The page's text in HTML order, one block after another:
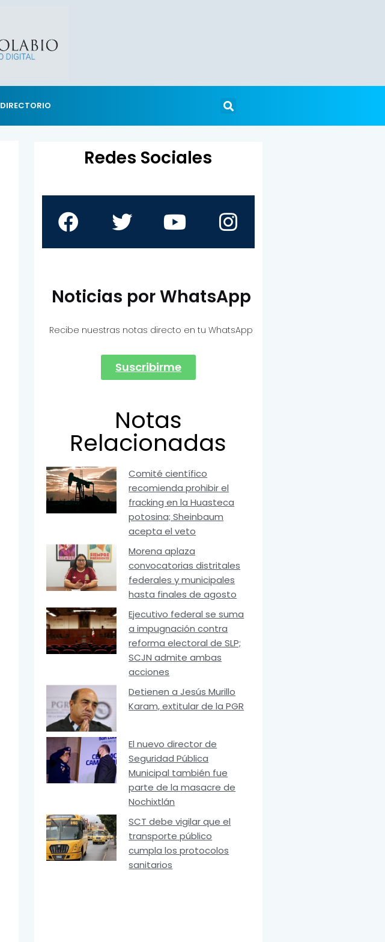
DIRECTORIO
Redes Sociales
Noticias por WhatsApp
Recibe nuestras notas directo en tu WhatsApp
Suscribirme
Notas
Relacionadas
Comité científico
recomienda prohibir el
fracking en la Huasteca
potosina; Sheinbaum
acepta el veto
Morena aplaza
convocatorias distritales
federales y municipales
hasta finales de agosto
Ejecutivo federal se suma
a impugnación contra
reforma electoral de SLP;
SCJN admite ambas
acciones
Detienen a Jesús Murillo
Karam, extitular de la PGR
El nuevo director de
Seguridad Pública
Municipal también fue
parte de la masacre de
Nochixtlán
SCT debe vigilar que el
transporte público
cumpla los protocolos
sanitarios